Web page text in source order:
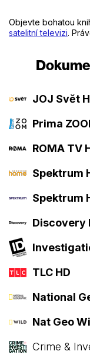
Objevte bohatou
satelitní televizi.
JOJ Svět
Prima
ROMA TV
Spektrum
Spektrum
Discovery
TLC HD
National
Nat Geo
Crime &